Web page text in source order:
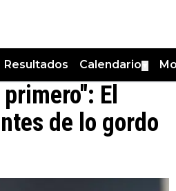
Resultados Calendario
El
de lo gordo